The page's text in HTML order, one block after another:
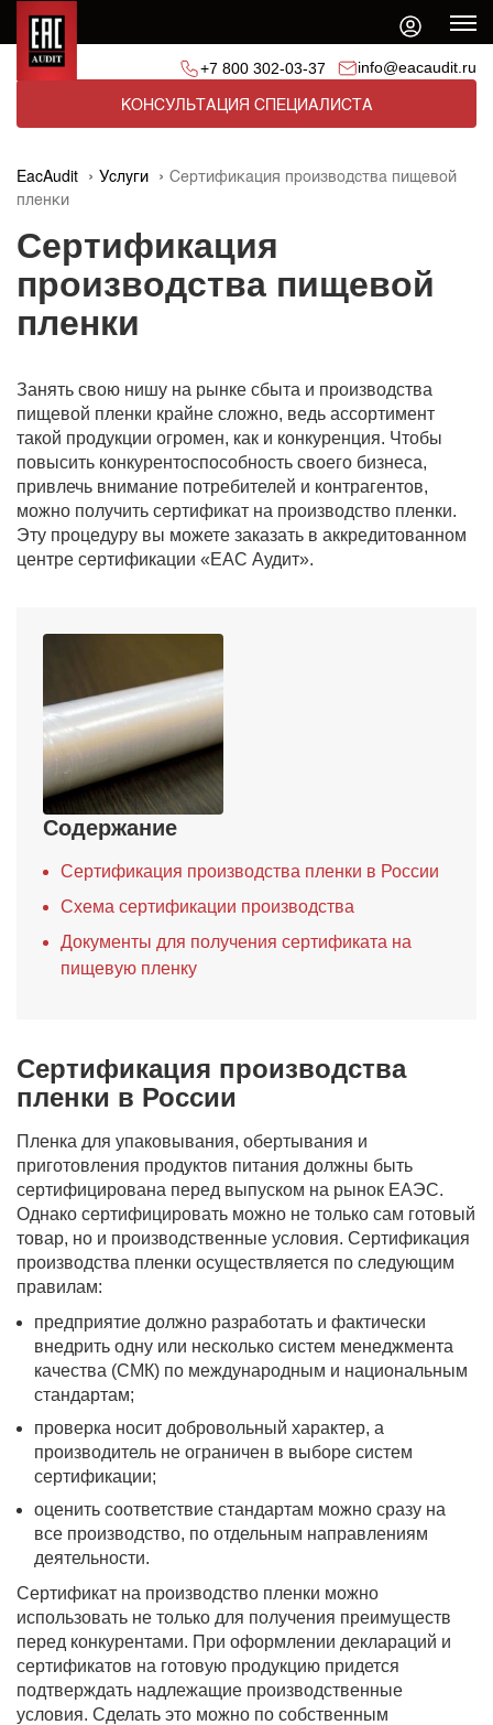
+7 800 302-03-37 info@eacaudit.ru
КОНСУЛЬТАЦИЯ СПЕЦИАЛИСТА
EacAudit Услуги
Сертификация производства пищевой
пленки
Сертификация
производства пищевой
пленки
Занять свою нишу на рынке сбыта и производства
пищевой пленки крайне сложно, ведь ассортимент
такой продукции огромен, как и конкуренция. Чтобы
повысить конкурентоспособность своего бизнеса,
привлечь внимание потребителей и контрагентов,
можно получить сертификат на производство пленки.
Эту процедуру вы можете заказать в аккредитованном
центре сертификации «ЕАС Аудит».
Содержание
Сертификация производства пленки в России
Схема сертификации производства
Документы для получения сертификата на
пищевую пленку
Сертификация производства
пленки в России
Пленка для упаковывания, обертывания и
приготовления продуктов питания должны быть
сертифицирована перед выпуском на рынок ЕАЭС.
Однако сертифицировать можно не только сам готовый
товар, но и производственные условия. Сертификация
производства пленки осуществляется по следующим
правилам:
предприятие должно разработать и фактически
внедрить одну или несколько систем менеджмента
качества (СМК) по международным и национальным
стандартам;
проверка носит добровольный характер, а
производитель не ограничен в выборе систем
сертификации;
оценить соответствие стандартам можно сразу на
все производство, по отдельным направлениям
деятельности.
Сертификат на производство пленки можно
использовать не только для получения преимуществ
перед конкурентами. При оформлении деклараций и
сертификатов на готовую продукцию придется
подтверждать надлежащие производственные
условия. Сделать это можно по собственным